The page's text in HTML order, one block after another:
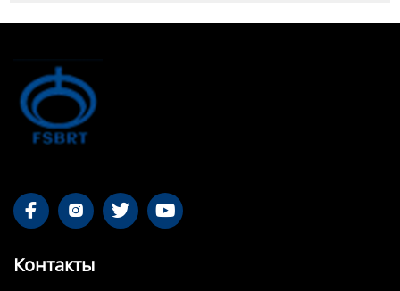
   
Контакты